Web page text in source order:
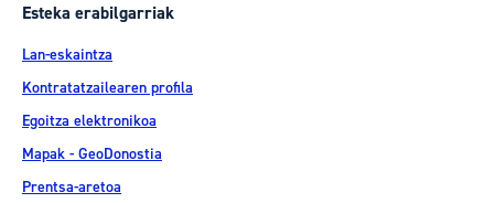
Esteka erabilgarriak
Lan-eskaintza
Kontratatzailearen profila
Egoitza elektronikoa
Mapak - GeoDonostia
Prentsa-aretoa